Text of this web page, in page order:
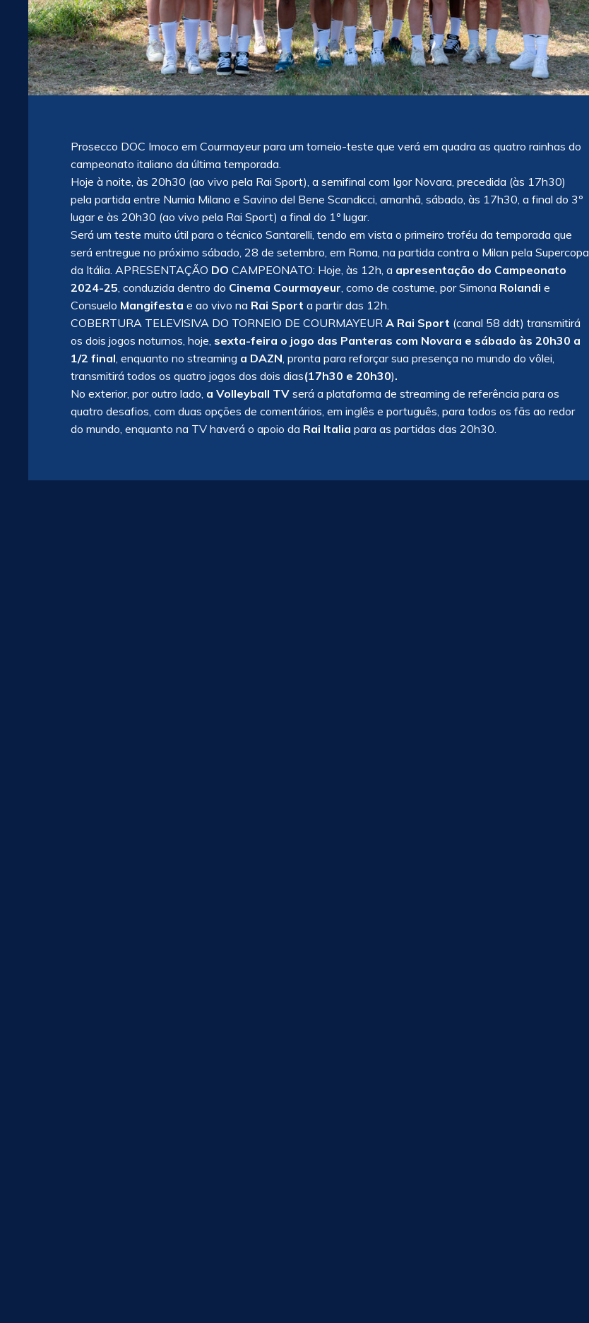
Prosecco DOC Imoco em Courmayeur para um torneio-teste que verá em quadra as quatro rainhas do
campeonato italiano da última temporada.
Hoje à noite, às 20h30 (ao vivo pela Rai Sport), a semifinal com Igor Novara, precedida (às 17h30)
pela partida entre Numia Milano e Savino del Bene Scandicci, amanhã, sábado, às 17h30, a final do 3º
lugar e às 20h30 (ao vivo pela Rai Sport) a final do 1º lugar.
Será um teste muito útil para o técnico Santarelli, tendo em vista o primeiro troféu da temporada que
será entregue no próximo sábado, 28 de setembro, em Roma, na partida contra o Milan pela Supercopa
da Itália. APRESENTAÇÃO DO CAMPEONATO: Hoje, às 12h, a apresentação do Campeonato
2024-25, conduzida dentro do Cinema Courmayeur, como de costume, por Simona Rolandi e
Consuelo Mangifesta e ao vivo na Rai Sport a partir das 12h.
COBERTURA TELEVISIVA DO TORNEIO DE COURMAYEUR A Rai Sport (canal 58 ddt) transmitirá
os dois jogos noturnos, hoje, sexta-feira o jogo das Panteras com Novara e sábado às 20h30 a
1/2 final, enquanto no streaming a DAZN, pronta para reforçar sua presença no mundo do vôlei,
transmitirá todos os quatro jogos dos dois dias(17h30 e 20h30).
No exterior, por outro lado, a Volleyball TV será a plataforma de streaming de referência para os
quatro desafios, com duas opções de comentários, em inglês e português, para todos os fãs ao redor
do mundo, enquanto na TV haverá o apoio da Rai Italia para as partidas das 20h30.